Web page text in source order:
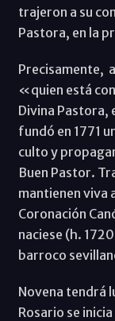
trajeron a su
Pastora, en la
Precisamente,
«quien está
Divina Pastora,
fundó en 1771
culto y
Buen Pastor.
mantienen viva
Coronación
naciese (h.
barroco
Novena tendrá
Rosario se